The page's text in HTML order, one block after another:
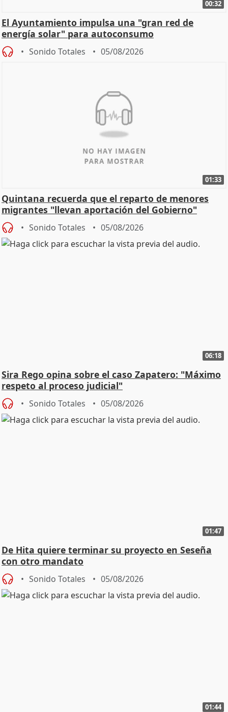
00:32
El Ayuntamiento impulsa una "gran red de
energía solar" para autoconsumo
Sonido Totales 05/08/2026
01:33
Quintana recuerda que el reparto de menores
migrantes "llevan aportación del Gobierno"
central
Sonido Totales 05/08/2026
06:18
Sira Rego opina sobre el caso Zapatero: "Máximo
respeto al proceso judicial"
Sonido Totales 05/08/2026
01:47
De Hita quiere terminar su proyecto en Seseña
con otro mandato
Sonido Totales 05/08/2026
01:44